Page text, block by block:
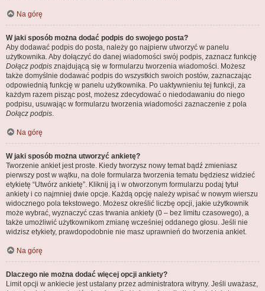
Na górę
W jaki sposób można dodać podpis do swojego posta?
Aby dodawać podpis do posta, należy go najpierw utworzyć w panelu
użytkownika. Aby dołączyć do danej wiadomości swój podpis, zaznacz funkcję
Dołącz podpis znajdującą się w formularzu tworzenia wiadomości. Możesz
także domyślnie dodawać podpis do wszystkich swoich postów, zaznaczając
odpowiednią funkcję w panelu użytkownika. Po uaktywnieniu tej funkcji, za
każdym razem pisząc post, możesz zdecydować o niedodawaniu do niego
podpisu, usuwając w formularzu tworzenia wiadomości zaznaczenie z pola
Dołącz podpis.
Na górę
W jaki sposób można utworzyć ankietę?
Tworzenie ankiet jest proste. Kiedy tworzysz nowy temat bądź zmieniasz
pierwszy post w wątku, na dole formularza tworzenia tematu będziesz widzieć
etykietę “Utwórz ankietę”. Kliknij ją i w otworzonym formularzu podaj tytuł
ankiety i co najmniej dwie opcje. Każdą opcję należy wpisać w nowym wierszu
widocznego pola tekstowego. Możesz określić liczbę opcji, jakie użytkownik
może wybrać, wyznaczyć czas trwania ankiety (0 – bez limitu czasowego), a
także umożliwić użytkownikom zmianę wcześniej oddanego głosu. Jeśli nie
widzisz etykiety, prawdopodobnie nie masz uprawnień do tworzenia ankiet.
Na górę
Dlaczego nie można dodać więcej opcji ankiety?
Limit opcji w ankiecie jest ustalany przez administratora witryny. Jeśli uważasz,